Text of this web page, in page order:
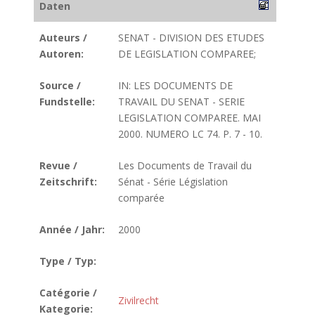
Daten
Auteurs /
Autoren:
SENAT - DIVISION DES ETUDES
DE LEGISLATION COMPAREE;
Source /
Fundstelle:
IN: LES DOCUMENTS DE
TRAVAIL DU SENAT - SERIE
LEGISLATION COMPAREE. MAI
2000. NUMERO LC 74. P. 7 - 10.
Revue /
Zeitschrift:
Les Documents de Travail du
Sénat - Série Législation
comparée
Année / Jahr: 2000
Type / Typ:
Catégorie /
Kategorie:
Zivilrecht